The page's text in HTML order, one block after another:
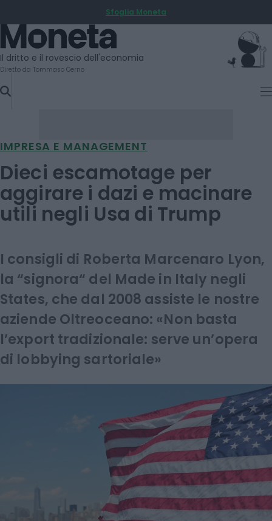
TO
CONTENT
Sfoglia Moneta
Moneta
Il dritto e il rovescio dell'economia
Diretto da Tommaso Cerno
IMPRESA E MANAGEMENT
Dieci escamotage per
aggirare i dazi e macinare
utili negli Usa di Trump
I consigli di Roberta Marcenaro Lyon,
la “signora“ del Made in Italy negli
States, che dal 2008 assiste le nostre
aziende Oltreoceano: «Non basta
l’export tradizionale: serve un’opera
di lobbying sartoriale»